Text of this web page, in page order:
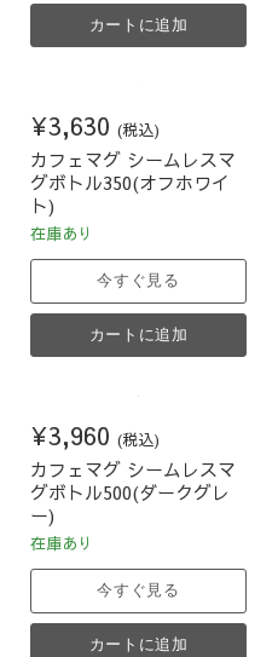
カートに追加
¥3,630 (税込)
カフェマグ シームレスマ
グボトル350(オフホワイ
ト)
在庫あり
今すぐ見る
カートに追加
¥3,960 (税込)
カフェマグ シームレスマ
グボトル500(ダークグレ
ー)
在庫あり
今すぐ見る
カートに追加